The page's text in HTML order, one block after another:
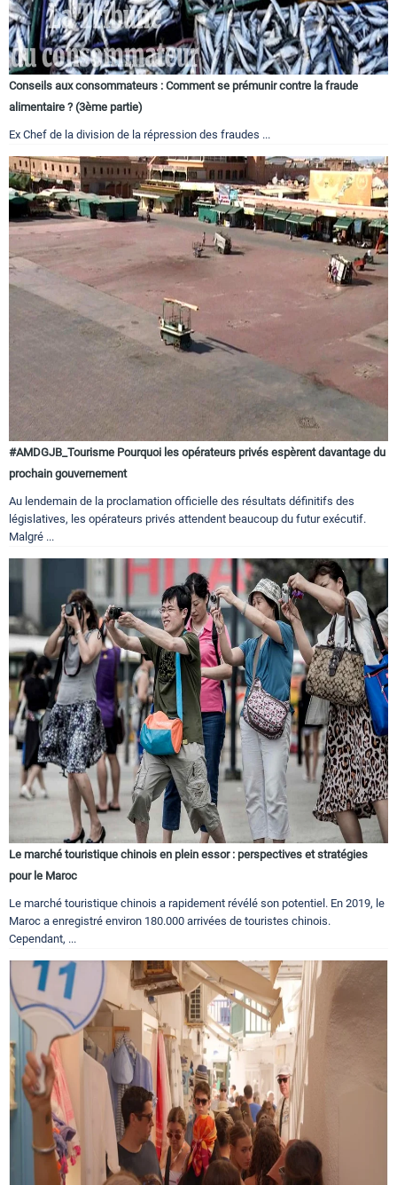
Conseils aux consommateurs : Comment se prémunir contre la fraude
alimentaire ? (3ème partie)
Ex Chef de la division de la répression des fraudes ...
#AMDGJB_Tourisme Pourquoi les opérateurs privés espèrent davantage du
prochain gouvernement
Au lendemain de la proclamation officielle des résultats définitifs des
législatives, les opérateurs privés attendent beaucoup du futur exécutif.
Malgré ...
Le marché touristique chinois en plein essor : perspectives et stratégies
pour le Maroc
Le marché touristique chinois a rapidement révélé son potentiel. En 2019, le
Maroc a enregistré environ 180.000 arrivées de touristes chinois.
Cependant, ...